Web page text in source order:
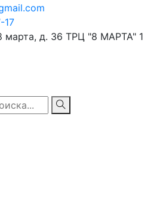
17
марта, д. 36 ТРЦ "8 МАРТА" 1